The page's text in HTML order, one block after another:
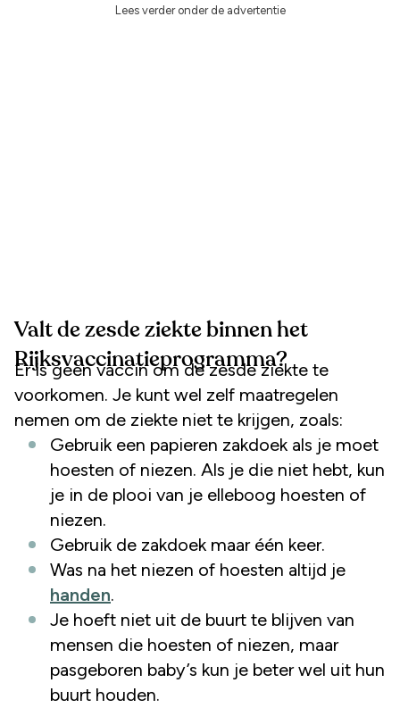
Lees verder onder de advertentie
Valt de zesde ziekte binnen het
Rijksvaccinatieprogramma?
Er is geen vaccin om de zesde ziekte te
voorkomen. Je kunt wel zelf maatregelen
nemen om de ziekte niet te krijgen, zoals:
Gebruik een papieren zakdoek als je moet
hoesten of niezen. Als je die niet hebt, kun
je in de plooi van je elleboog hoesten of
niezen.
Gebruik de zakdoek maar één keer.
Was na het niezen of hoesten altijd je
handen.
Je hoeft niet uit de buurt te blijven van
mensen die hoesten of niezen, maar
pasgeboren baby’s kun je beter wel uit hun
buurt houden.